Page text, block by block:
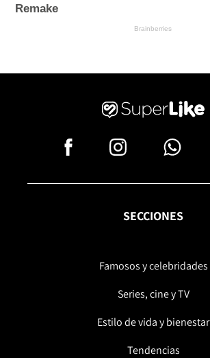
SECCIONES
Famosos y celebridades
Series, cine y TV
Estilo de vida y bienestar
Tendencias